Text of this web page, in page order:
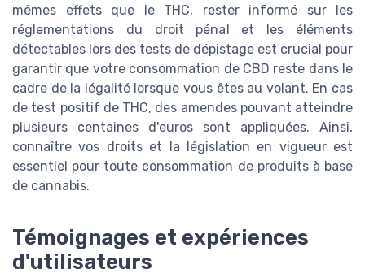
mêmes effets que le THC, rester informé sur les
réglementations du droit pénal et les éléments
détectables lors des tests de dépistage est crucial pour
garantir que votre consommation de CBD reste dans le
cadre de la légalité lorsque vous êtes au volant. En cas
de test positif de THC, des amendes pouvant atteindre
plusieurs centaines d'euros sont appliquées. Ainsi,
connaître vos droits et la législation en vigueur est
essentiel pour toute consommation de produits à base
de cannabis.
Témoignages et expériences
d'utilisateurs